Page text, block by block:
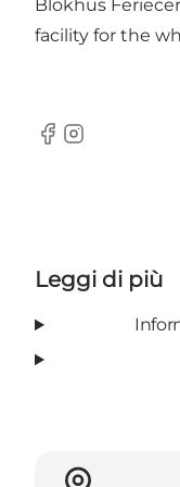
Blokhus
facility for the
Facebook
Instagram
Leggi di più